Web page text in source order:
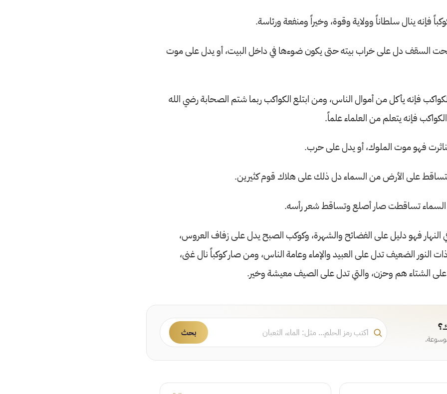
فإنه ينال سلطاناً وولاية وقوة، وخيراً ومنفعة ورئاسة.
السقف دل على خراب بيته حتى يكون ضوءها في داخل البيت، أو يدل على موت
فإنه يأكل من أموال الناس، ومن ابتلع الكواكب ربما شتم الصحابة رضي الله
فإنه يتعلم من العلماء علماً.
فهو موت الملوك، أو يدل على حرب.
على الأرض من السماء دل ذلك على هلاك قوم كثيرين.
تساقطت صار أصلع وتساقط شعر رأسه.
النهار فهو دليل على الفضائح والشهرة، وكوكب الصبح يدل على زفاف العروس،
النور الضعيف تدل على العبيد والإماء وعامة الناس، ومن صار كوكباً نال غنى،
على الشتاء هم وحزن، والتي تدل على الصيف معيشة وخير.
بحث